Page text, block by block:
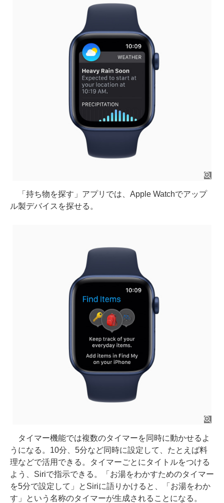
「持ち物を探す」アプリでは、Apple Watchでアップ
ル製デバイスを探せる。
タイマー機能では複数のタイマーを同時に動かせるよ
うになる。10分、5分など同時に設定して、たとえば料
理などで活用できる。タイマーごとにタイトルをつける
よう、Siriで指示できる。「お湯をわかすためのタイマー
を5分で設定して」とSiriに語りかけると、「お湯をわか
す」という名称のタイマーが生成されることになる。